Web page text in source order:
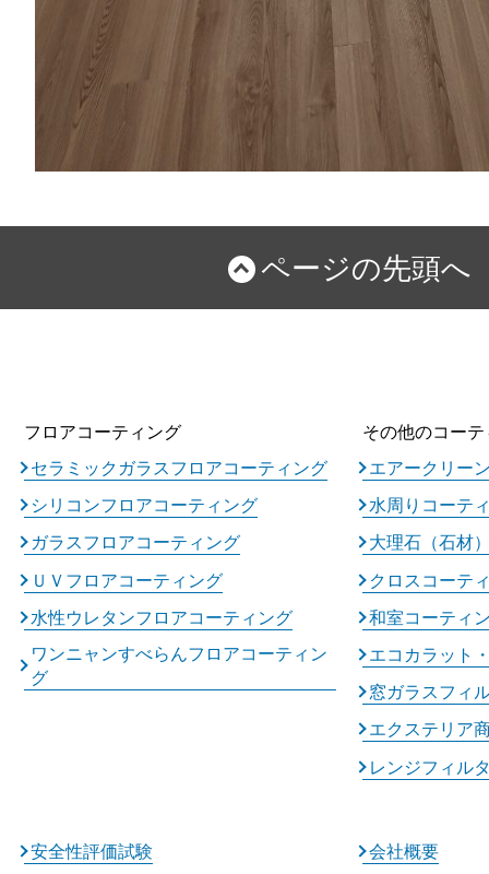
ページの先頭へ
フロアコーティング
セラミックガラスフロアコーティング
シリコンフロアコーティング
ガラスフロアコーティング
ＵＶフロアコーティング
水性ウレタンフロアコーティング
ワンニャンすべらんフロアコーティン
グ
その他のコー
エアークリー
水周りコーテ
大理石（石材
クロスコーテ
和室コーティ
エコカラット
窓ガラスフィ
エクステリア
レンジフィル
安全性評価試験 会社概要